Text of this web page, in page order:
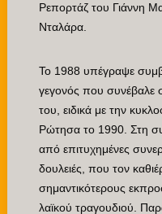
Ρεπορτάζ του Γιάννη
Νταλάρα.
Το 1988 υπέγραψε
γεγονός που συνέβαλε
του, ειδικά με την
Ρώτησα το 1990. Στη
από επιτυχημένες
δουλειές, που τον
σημαντικότερους
λαϊκού τραγουδιού.